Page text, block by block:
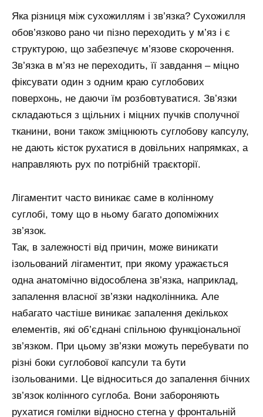
Яка різниця між сухожиллям і зв’язка? Сухожилля
обов’язково рано чи пізно переходить у м’яз і є
структурою, що забезпечує м’язове скорочення.
Зв’язка в м’яз не переходить, її завдання – міцно
фіксувати один з одним краю суглобових
поверхонь, не даючи їм розбовтуватися. Зв’язки
складаються з щільних і міцних пучків сполучної
тканини, вони також зміцнюють суглобову капсулу,
не дають кісток рухатися в довільних напрямках, а
направляють рух по потрібній траєкторії.
Лігаментит часто виникає саме в колінному
суглобі, тому що в ньому багато допоміжних
зв’язок.
Так, в залежності від причин, може виникати
ізольований лігаментит, при якому уражається
одна анатомічно відособлена зв’язка, наприклад,
запалення власної зв’язки надколінника. Але
набагато частіше виникає запалення декількох
елементів, які об’єднані спільною функціональної
зв’язком. При цьому зв’язки можуть перебувати по
різні боки суглобової капсули та бути
ізольованими. Це відноситься до запалення бічних
зв’язок колінного суглоба. Вони забороняють
рухатися гомілки відносно стегна у фронтальній